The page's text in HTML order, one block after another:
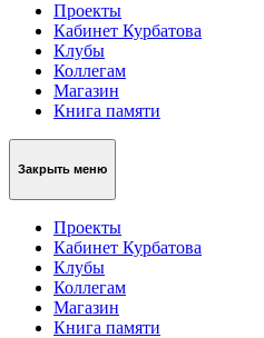
Проекты
Кабинет Курбатова
Клубы
Коллегам
Магазин
Книга памяти
Закрыть меню
Проекты
Кабинет Курбатова
Клубы
Коллегам
Магазин
Книга памяти